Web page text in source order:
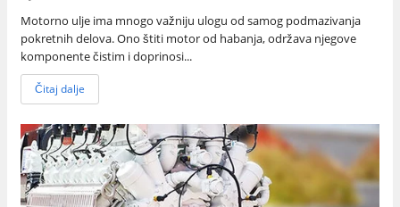
Motorno ulje ima mnogo važniju ulogu od samog podmazivanja
pokretnih delova. Ono štiti motor od habanja, održava njegove
komponente čistim i doprinosi...
Čitaj dalje